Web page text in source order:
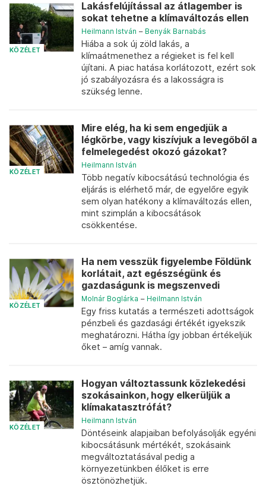
KÖZÉLET
Lakásfelújítással az átlagember is
sokat tehetne a klímaváltozás ellen
Heilmann István – Benyák Barnabás
Hiába a sok új zöld lakás, a
klímaátmenethez a régieket is fel kell
újítani. A piac hatása korlátozott, ezért sok
jó szabályozásra és a lakosságra is
szükség lenne.
KÖZÉLET
Mire elég, ha ki sem engedjük a
légkörbe, vagy kiszívjuk a levegőből a
felmelegedést okozó gázokat?
Heilmann István
Több negatív kibocsátású technológia és
eljárás is elérhető már, de egyelőre egyik
sem olyan hatékony a klímaváltozás ellen,
mint szimplán a kibocsátások
csökkentése.
KÖZÉLET
Ha nem vesszük figyelembe Földünk
korlátait, azt egészségünk és
gazdaságunk is megszenvedi
Molnár Boglárka – Heilmann István
Egy friss kutatás a természeti adottságok
pénzbeli és gazdasági értékét igyekszik
meghatározni. Hátha így jobban értékeljük
őket – amíg vannak.
KÖZÉLET
Hogyan változtassunk közlekedési
szokásainkon, hogy elkerüljük a
klímakatasztrófát?
Heilmann István
Döntéseink alapjaiban befolyásolják egyéni
kibocsátásunk mértékét, szokásaink
megváltoztatásával pedig a
környezetünkben élőket is erre
ösztönözhetjük.